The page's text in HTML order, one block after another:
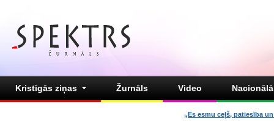
Kristīgās ziņas Žurnāls Video
„Es esmu ceļš, patiesība